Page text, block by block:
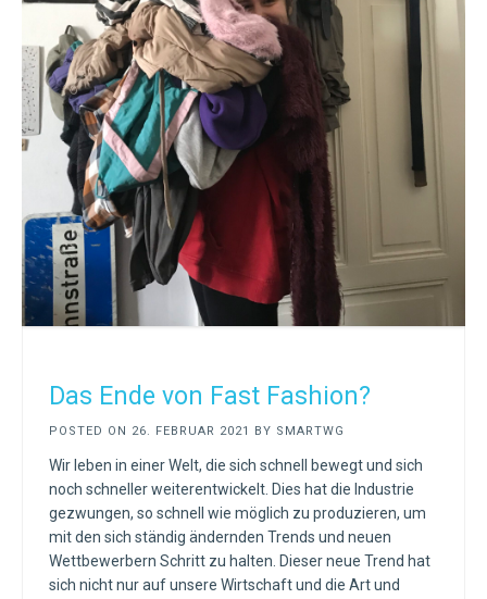
Das Ende von Fast Fashion?
POSTED ON 26. FEBRUAR 2021 BY SMARTWG
Wir leben in einer Welt, die sich schnell bewegt und sich
noch schneller weiterentwickelt. Dies hat die Industrie
gezwungen, so schnell wie möglich zu produzieren, um
mit den sich ständig ändernden Trends und neuen
Wettbewerbern Schritt zu halten. Dieser neue Trend hat
sich nicht nur auf unsere Wirtschaft und die Art und